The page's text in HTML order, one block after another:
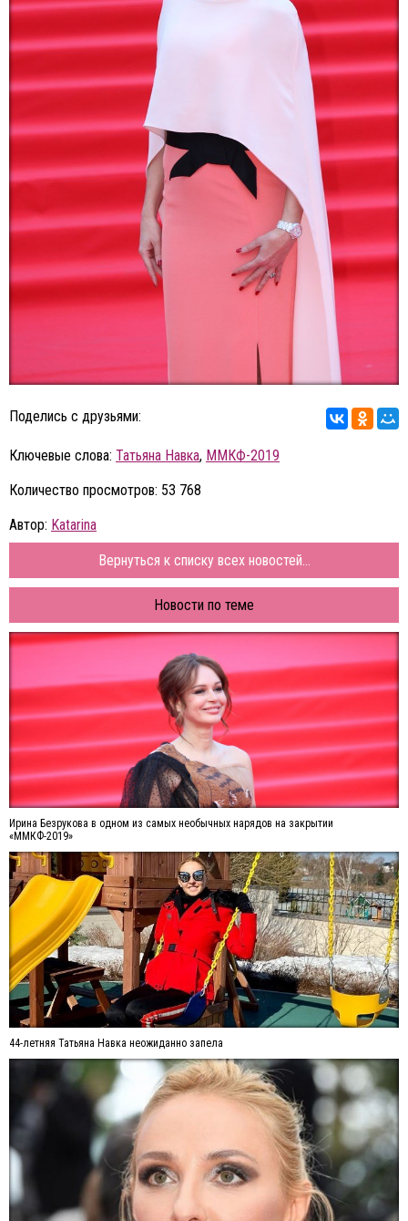
Поделись с друзьями:
Ключевые слова: Татьяна Навка, ММКФ-2019
Количество просмотров: 53 768
Автор: Katarina
Вернуться к списку всех новостей...
Новости по теме
Ирина Безрукова в одном из самых необычных нарядов на закрытии
«ММКФ-2019»
44-летняя Татьяна Навка неожиданно запела